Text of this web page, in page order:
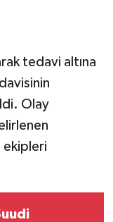
tedavi altına
Olay
ekipleri